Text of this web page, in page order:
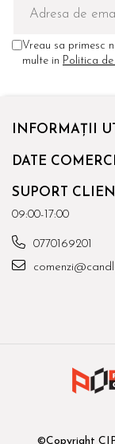
Vreau sa primesc
multe in Politica
INFORMAȚII
DATE
SUPORT
09:00-17:00
0770169201
©Copyright